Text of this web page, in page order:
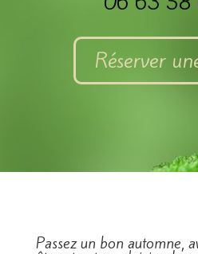
Réserver
Passez un bon automne,